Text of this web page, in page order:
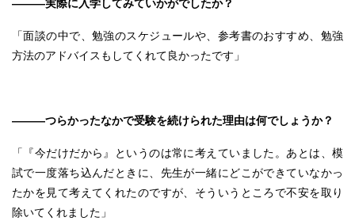
———実際に入学してみていかがでしたか？
「面談の中で、勉強のスケジュールや、参考書のおすすめ、勉強
方法のアドバイスもしてくれて良かったです」
———つらかったなかで受験を続けられた理由は何でしょうか？
「『今だけだから』というのは常に考えていました。あとは、模
試で一度落ち込んだときに、先生が一緒にどこができていなかっ
たかを見て考えてくれたのですが、そういうところで不安を取り
除いてくれました」